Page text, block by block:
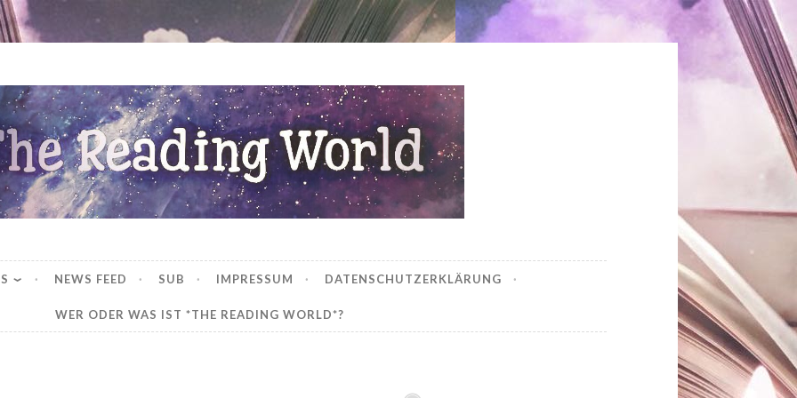
World
NEWS FEED SUB IMPRESSUM DATENSCHUTZERKLÄRUNG
WER ODER WAS IST *THE READING WORLD*?